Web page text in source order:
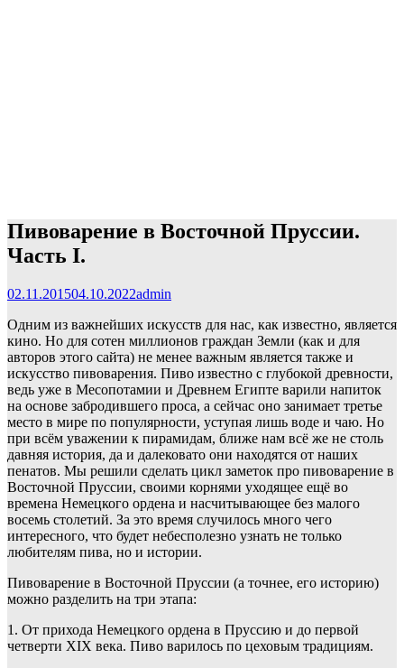
Пивоварение в Восточной Пруссии.
Часть I.
02.11.201504.10.2022admin
Одним из важнейших искусств для нас, как известно, является
кино. Но для сотен миллионов граждан Земли (как и для
авторов этого сайта) не менее важным является также и
искусство пивоварения. Пиво известно с глубокой древности,
ведь уже в Месопотамии и Древнем Египте варили напиток
на основе забродившего проса, а сейчас оно занимает третье
место в мире по популярности, уступая лишь воде и чаю. Но
при всём уважении к пирамидам, ближе нам всё же не столь
давняя история, да и далековато они находятся от наших
пенатов. Мы решили сделать цикл заметок про пивоварение в
Восточной Пруссии, своими корнями уходящее ещё во
времена Немецкого ордена и насчитывающее без малого
восемь столетий. За это время случилось много чего
интересного, что будет небесполезно узнать не только
любителям пива, но и истории.
Пивоварение в Восточной Пруссии (а точнее, его историю)
можно разделить на три этапа:
1. От прихода Немецкого ордена в Пруссию и до первой
четверти XIX века. Пиво варилось по цеховым традициям.